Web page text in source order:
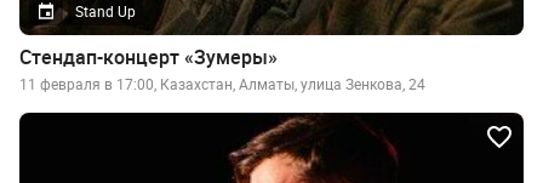
Stand Up
Стендап-концерт «Зумеры»
11 февраля в 17:00, Казахстан, Алматы, улица Зенкова, 24